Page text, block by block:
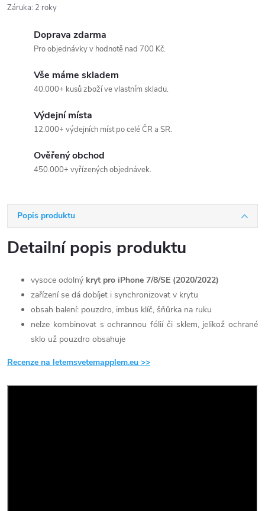
Záruka: 2 roky
Doprava zdarma
Pro objednávky v hodnotě nad 700 Kč.
Vše máme skladem
40.000+ kusů zboží ve vlastním skladu.
Výdejní místa
12.000+ výdejních míst po celé ČR a SR.
Ověřený obchod
450.000+ vyřízených objednávek.
Popis produktu
Detailní popis produktu
vysoce odolný kryt pro iPhone 7/8/SE (2020/2022)
zařízení se dá dobíjet i synchronizovat v krytu
obsah balení: pouzdro, imbus klíč, šňůrka na ruku
nelze kombinovat s ochrannou fólií či sklem, jelikož ochrané
sklo už pouzdro obsahuje
Recenze na letemsvetemapplem.eu >>